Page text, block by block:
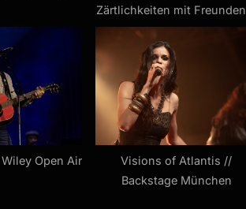
Zärtlichkeiten mit
Ulmer Zelt
Open Air
Visions of Atlantis //
Backstage München